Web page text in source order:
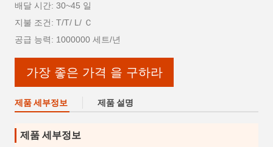
배달 시간: 30~45 일
지불 조건: T/T/ L/ Ｃ
공급 능력: 1000000 세트/년
가장 좋은 가격 을 구하라
제품 세부정보 제품 설명
제품 세부정보